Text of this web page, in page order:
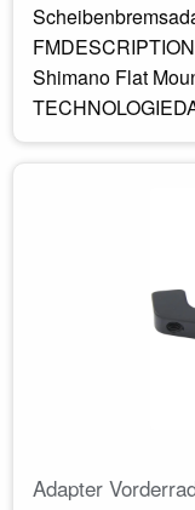
Shimano Flat
Adapter